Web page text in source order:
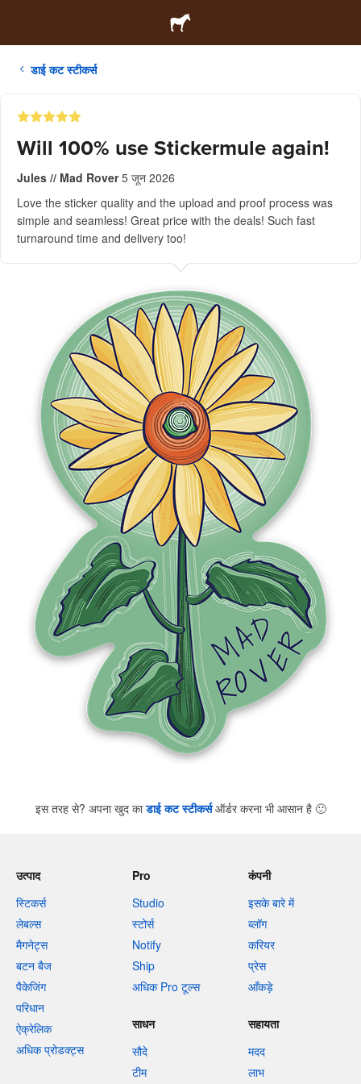
डाई कट स्टीकर्स
Will 100% use Stickermule again!
Jules // Mad Rover 5 जून 2026
Love the sticker quality and the upload and proof process was
simple and seamless! Great price with the deals! Such fast
turnaround time and delivery too!
इस तरह से? अपना खुद काडाई कट स्टीकर्सऑर्डर करना भी आसान है 🙂
उत्पाद
स्टिकर्स
लेबल्स
मैगनेट्स
बटन बैज
पैकेजिंग
परिधान
ऐक्रेलिक
अधिक प्रोडक्ट्स
Pro
Studio
स्टोर्स
Notify
Ship
अधिक Pro टूल्स
कंपनी
इसके बारे में
ब्लॉग
करियर
प्रेस
आँकड़े
साधन
सौदे
टीम
सहायता
मदद
लाभ